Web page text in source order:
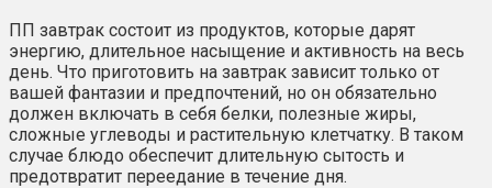
ПП завтрак состоит из продуктов, которые дарят
энергию, длительное насыщение и активность на весь
день. Что приготовить на завтрак зависит только от
вашей фантазии и предпочтений, но он обязательно
должен включать в себя белки, полезные жиры,
сложные углеводы и растительную клетчатку. В таком
случае блюдо обеспечит длительную сытость и
предотвратит переедание в течение дня.